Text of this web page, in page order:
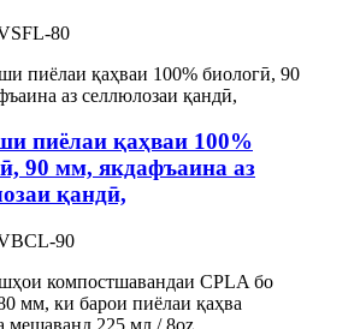
80
пиёлаи қаҳваи 100%
90 мм, якдафъаина аз
қандӣ,
90